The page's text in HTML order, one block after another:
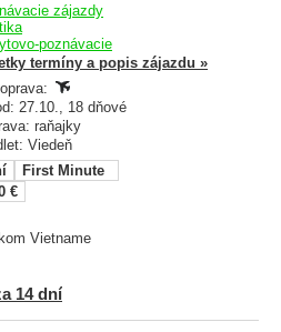
zájazdy
poznávacie
termíny a popis zájazdu »
27.10., 18 dňové
raňajky
Viedeň
First Minute
€
Vietname
14 dní